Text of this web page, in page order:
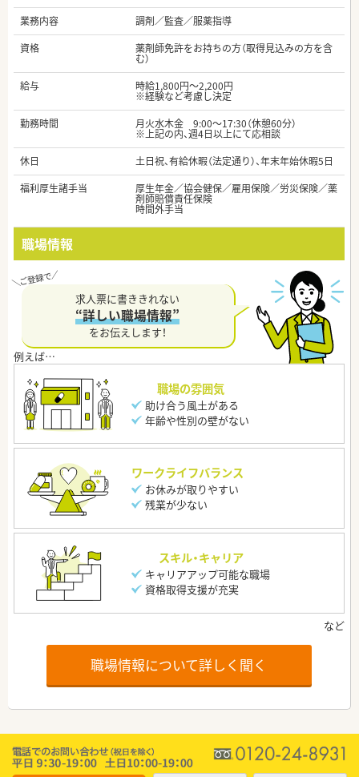
業務内容
調剤／監査／服薬指導
資格
薬剤師免許をお持ちの方（取得見込みの方を含
む）
給与
時給1,800円～2,200円
※経験など考慮し決定
勤務時間
月火水木金 9:00～17:30（休憩60分）
※上記の内、週4日以上にて応相談
休日
土日祝、有給休暇（法定通り）、年末年始休暇5日
福利厚生諸手当
厚生年金／協会健保／雇用保険／労災保険／薬
剤師賠償責任保険
時間外手当
職場情報
求人票に書ききれない
“詳しい職場情報”
をお伝えします！
職場の雰囲気
助け合う風土がある
年齢や性別の壁がない
ワークライフバランス
お休みが取りやすい
残業が少ない
スキル・キャリア
キャリアアップ可能な職場
資格取得支援が充実
職場情報について詳しく聞く